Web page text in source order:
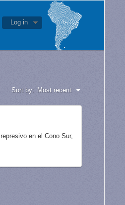
Log in
Sort by: Most recent
en el Cono Sur,